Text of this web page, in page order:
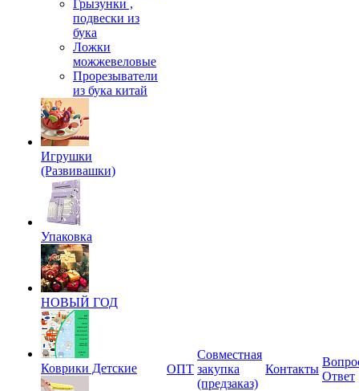
Грызунки ,
подвески из
бука
Ложки
можжевеловые
Прорезыватели
из бука китай
Игрушки
(Развивашки)
Упаковка
НОВЫЙ ГОД
Коврики Детские ОПТ
Совместная
закупка
(предзаказ)
Контакты
Ответ